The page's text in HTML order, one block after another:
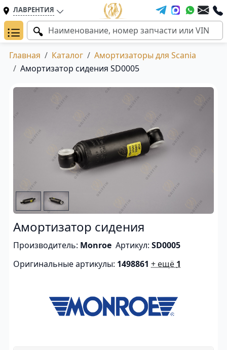
ЛАВРЕНТИЯ
Главная Каталог
Амортизаторы для Scania
Амортизатор сидения SD0005
Амортизатор сидения
Производитель: Monroe Артикул: SD0005
Оригинальные артикулы: 1498861 + ещё 1